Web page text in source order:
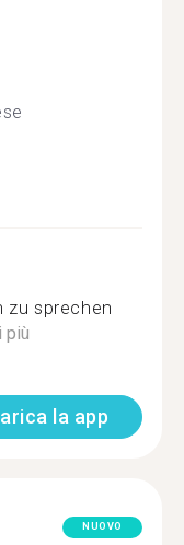
zu sprechen
più
la app
NUOVO